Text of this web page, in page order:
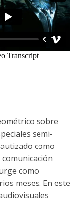
sobre
semi-
como
como
meses. En este